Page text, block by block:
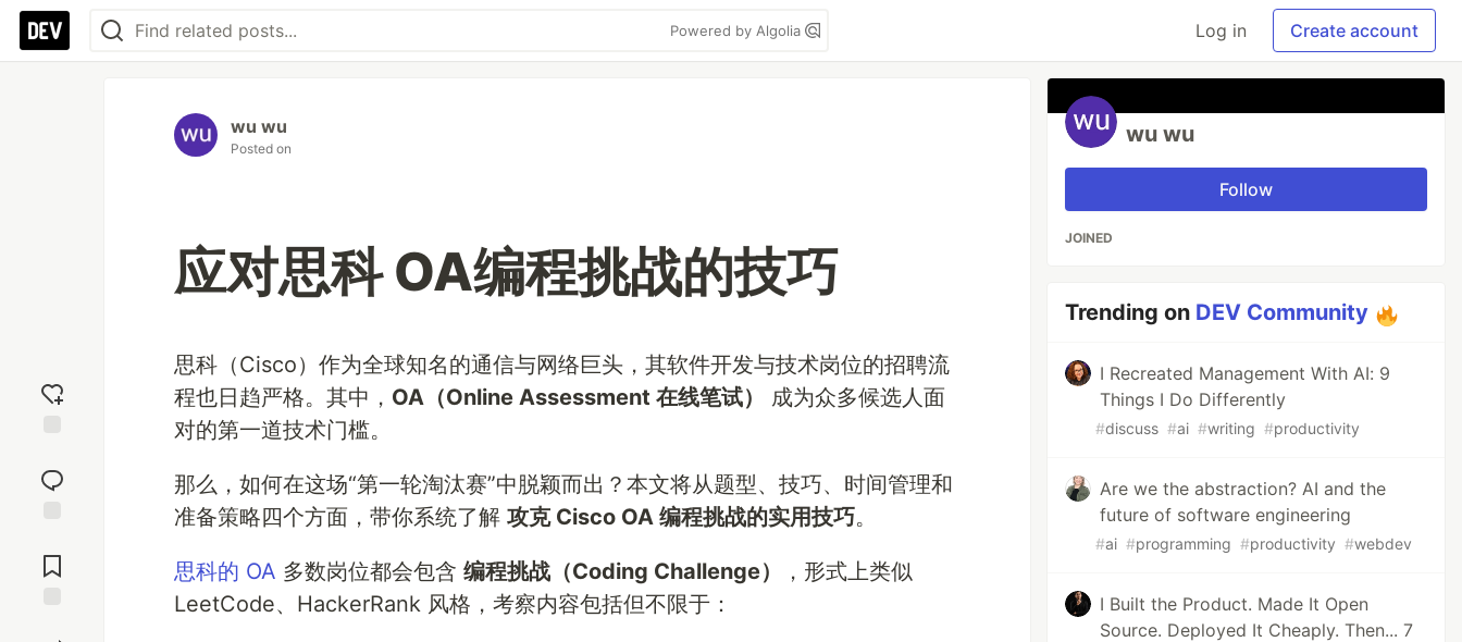
Powered by Algolia Log in Create account
reaction
Comments
wu wu
Posted on
应对思科 OA编程挑战的技巧
思科（Cisco）作为全球知名的通信与网络巨头，其软件开发与技术岗位的招聘流
程也日趋严格。其中， OA（Online Assessment 在线笔试）
成为众多候选人面
对的第一道技术门槛。
那么，如何在这场“第一轮淘汰赛”中脱颖而出？本文将从题型、技巧、时间管理和
准备策略四个方面，带你系统了解 攻克 Cisco OA 编程挑战的实用技巧。
思科的 OA 多数岗位都会包含 编程挑战（Coding Challenge）
，形式上类似
LeetCode、HackerRank 风格，考察内容包括但不限于：
wu wu
Follow
JOINED
Trending on DEV Community
I Recreated Management With AI: 9
Things I Do Differently
#discuss #ai #writing #productivity
Are we the abstraction? AI and the
future of software engineering
#ai #programming #productivity #webdev
I Built the Product. Made It Open
Source. Deployed It Cheaply. Then... 7